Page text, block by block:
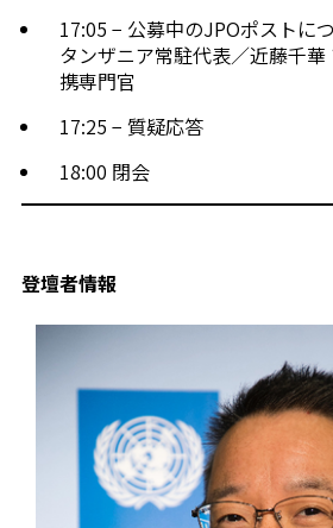
17:05 − 公募中のJPOポストに
タンザニア常駐代表／近藤千華
携専門官
17:25 − 質疑応答
18:00 閉会
登壇者情報